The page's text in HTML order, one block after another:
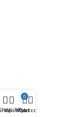
Wishlist
0
Cart
My account